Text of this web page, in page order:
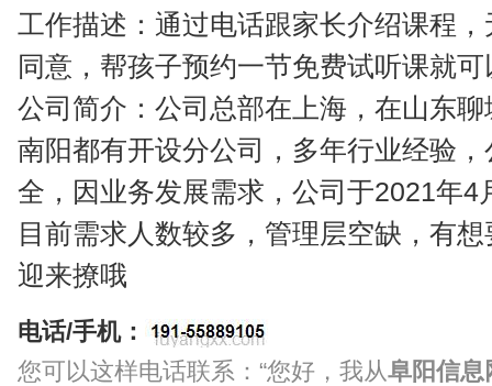
工作描述：通过电话跟家长介绍课程
同意，帮孩子预约一节免费试听课就可
公司简介：公司总部在上海，在山东
南阳都有开设分公司，多年行业经验
全，因业务发展需求，公司于2021年4
目前需求人数较多，管理层空缺，有
迎来撩哦
电话/手机：
您可以这样电话联系：“您好，我从阜阳信息